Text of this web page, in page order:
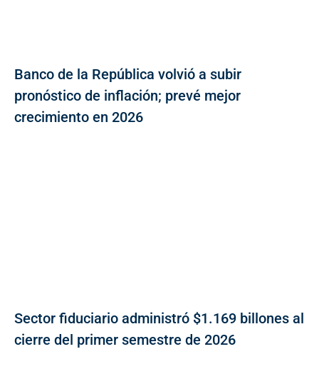
Banco de la República volvió a subir
pronóstico de inflación; prevé mejor
crecimiento en 2026
Sector fiduciario administró $1.169 billones al
cierre del primer semestre de 2026